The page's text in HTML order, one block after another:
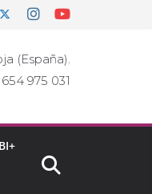
(España).
975 031